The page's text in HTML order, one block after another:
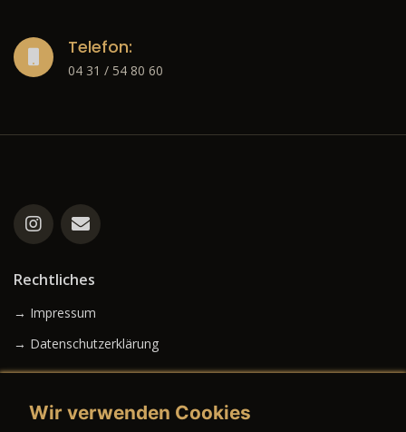
Telefon:
04 31 / 54 80 60
Rechtliches
→ Impressum
→ Datenschutzerklärung
Wir verwenden Cookies